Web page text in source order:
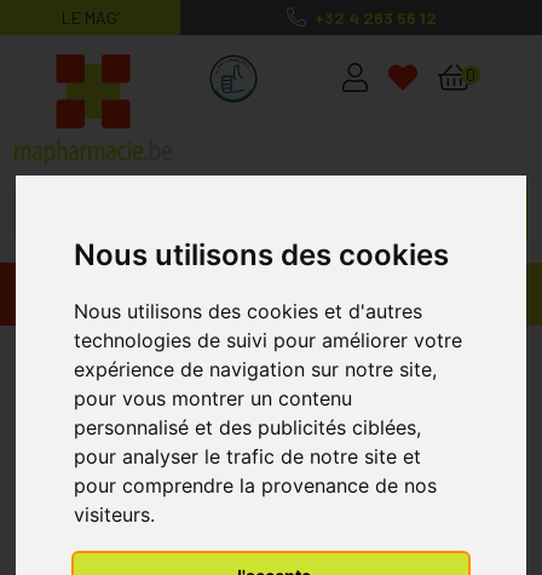
Nous utilisons des cookies
Nous utilisons des cookies et d'autres
technologies de suivi pour améliorer votre
expérience de navigation sur notre site,
pour vous montrer un contenu
personnalisé et des publicités ciblées,
pour analyser le trafic de notre site et
pour comprendre la provenance de nos
visiteurs.
LE MAG’ +32 4 263 56 12
MaPharmacie.be ma santé, mes
0
Isla-moos 30 Pastilles KERNPHARM